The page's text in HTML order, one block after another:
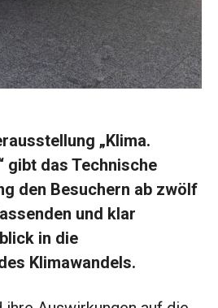
„Klima.
gibt das Technische
den Besuchern ab zwölf
und klar
in die
Klimawandels.